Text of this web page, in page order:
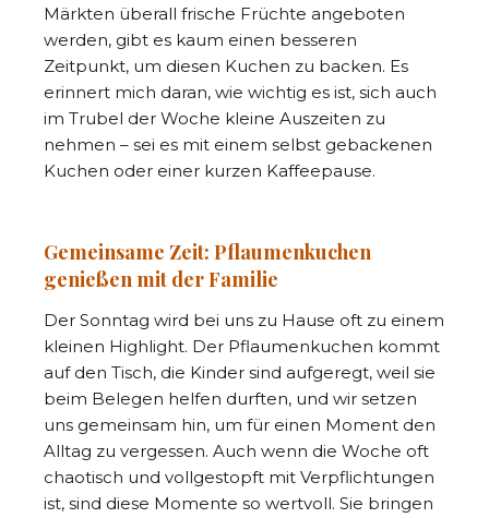
Märkten überall frische Früchte angeboten
werden, gibt es kaum einen besseren
Zeitpunkt, um diesen Kuchen zu backen. Es
erinnert mich daran, wie wichtig es ist, sich auch
im Trubel der Woche kleine Auszeiten zu
nehmen – sei es mit einem selbst gebackenen
Kuchen oder einer kurzen Kaffeepause.
Gemeinsame Zeit: Pflaumenkuchen
genießen mit der Familie
Der Sonntag wird bei uns zu Hause oft zu einem
kleinen Highlight. Der Pflaumenkuchen kommt
auf den Tisch, die Kinder sind aufgeregt, weil sie
beim Belegen helfen durften, und wir setzen
uns gemeinsam hin, um für einen Moment den
Alltag zu vergessen. Auch wenn die Woche oft
chaotisch und vollgestopft mit Verpflichtungen
ist, sind diese Momente so wertvoll. Sie bringen